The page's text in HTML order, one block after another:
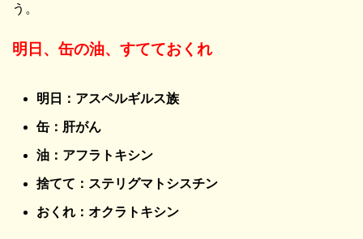
う。
明日、缶の油、すてておくれ
明日：アスペルギルス族
缶：肝がん
油：アフラトキシン
捨てて：ステリグマトシスチン
おくれ：オクラトキシン